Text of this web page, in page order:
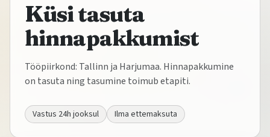
Küsi tasuta
hinnapakkumist
Tööpiirkond: Tallinn ja Harjumaa. Hinnapakkumine
on tasuta ning tasumine toimub etapiti.
Vastus 24h jooksul Ilma ettemaksuta